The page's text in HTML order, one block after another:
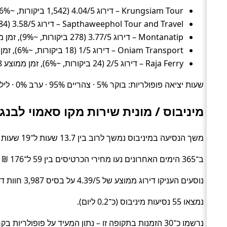
Krungsiam Tour – דירוג 4.04/5 (1,542 ביקורות, ~26%), זמן ממוצע 16.9 שעות, מחיר ממוצע ~112 ₪
Sapthaweephol Tour and Travel – דירוג 3.58/5 (84 ביקורות, ~9%), זמן ממוצע 14 שעות, מחיר ממוצע ~67 ₪
Montanatip – דירוג 3.77/5 (278 ביקורות, ~9%), זמן ממוצע 14.5 שעות, מחיר ממוצע ~76 ₪
Oniam Transport – דירוג 1/5 (18 ביקורות, ~6%), זמן ממוצע 15 שעות, מחיר ממוצע ~94 ₪
Raja Ferry – דירוג 2/5 (24 ביקורות, ~6%), זמן ממוצע 16.8 שעות, מחיר ממוצע ~115 ₪
שעות יציאה פופולריות: בוקר 5% · צהריים 95% · ערב 0% · לילה 0%.
מיניבוס / מונית שירות מקו סאמוי
משך הנסיעה במיניבוס נמשך לרוב בין 13.7 שעות ל־19 שעות (בממוצע כ־16.6 שעות) (Shuttle).
ב־365 הימים האחרונים נעו מחירי הכרטיסים בין 59 ל־176 ₪ (ממוצע כ־117 ₪).
נוסעים העניקו דירוג ממוצע של 4.39/5 על בסיס 3,987 חוות דעת.
נמצאו 55 נסיעות מיניבוס (כ־0.2 ליום).
נרשמו כ־30 הזמנות בתקופה זו – נתון המעיד על פופולריות בקרב מטיילים.